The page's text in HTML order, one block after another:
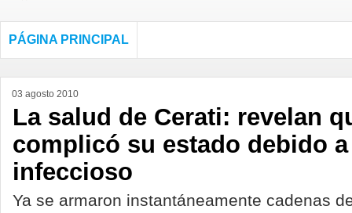
PÁGINA PRINCIPAL
03 agosto 2010
La salud de Cerati: revelan
complicó su estado debido
infeccioso
Ya se armaron instantáneamente cadenas